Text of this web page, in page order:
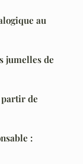
au
jumelles de
de
: